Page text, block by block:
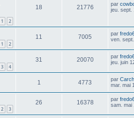
1 2
18 21776 par
jeu. sept.
1 2
11 7005 par
ven.
3 4
31 20070 par
jeu. juin
1 4773 par
mar. mai
2 3
26 16378 par
sam. mai